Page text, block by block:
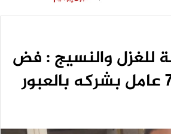
للغزل والنسيج : فض